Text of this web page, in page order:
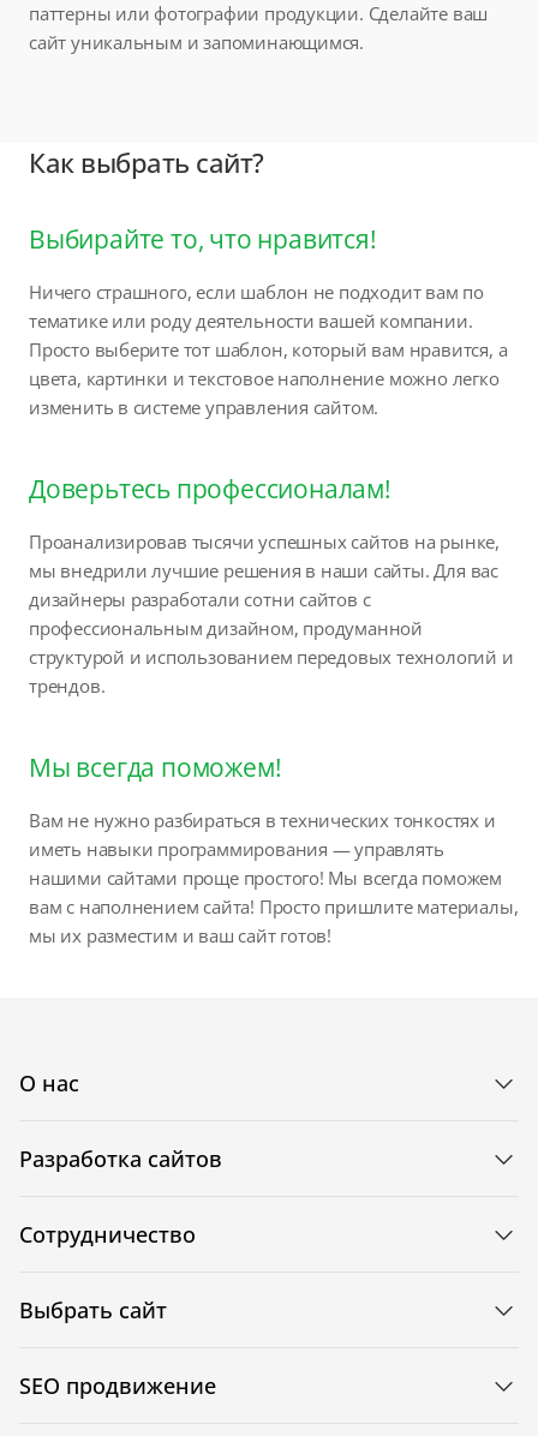
паттерны или фотографии продукции. Сделайте ваш
сайт уникальным и запоминающимся.
Как выбрать сайт?
Выбирайте то, что нравится!
Ничего страшного, если шаблон не подходит вам по
тематике или роду деятельности вашей компании.
Просто выберите тот шаблон, который вам нравится, а
цвета, картинки и текстовое наполнение можно легко
изменить в системе управления сайтом.
Доверьтесь профессионалам!
Проанализировав тысячи успешных сайтов на рынке,
мы внедрили лучшие решения в наши сайты. Для вас
дизайнеры разработали сотни сайтов с
профессиональным дизайном, продуманной
структурой и использованием передовых технологий и
трендов.
Мы всегда поможем!
Вам не нужно разбираться в технических тонкостях и
иметь навыки программирования — управлять
нашими сайтами проще простого! Мы всегда поможем
вам с наполнением сайта! Просто пришлите материалы,
мы их разместим и ваш сайт готов!
О нас
Разработка сайтов
Сотрудничество
Выбрать сайт
SEO продвижение